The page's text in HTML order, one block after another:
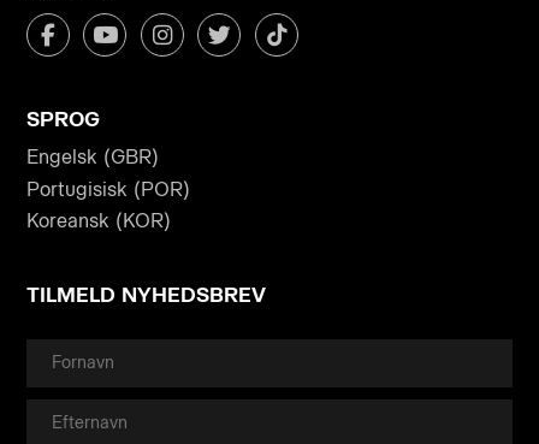
SPROG
Engelsk (GBR)
Portugisisk (POR)
Koreansk (KOR)
TILMELD NYHEDSBREV